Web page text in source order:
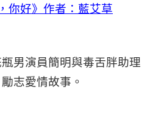
你好》作者：藍艾草
男演員簡明與毒舌胖助理
志愛情故事。